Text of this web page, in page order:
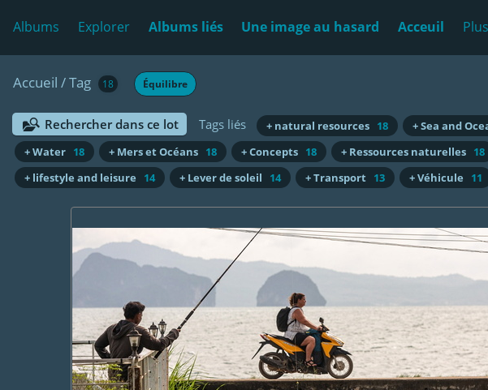
Albums Explorer Albums liés Une image au hasard Acceuil
Accueil /Tag 18 Équilibre
Rechercher dans ce lot Tags liés + natural resources 18 + Sea and
+ Water 18 + Mers et Océans 18 + Concepts 18 + Ressources naturelles 18
+ lifestyle and leisure
14 + Lever de soleil 14 + Transport 13 + Véhicule 11